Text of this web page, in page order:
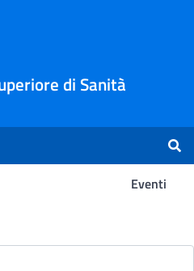
di Sanità
Eventi
Ricerca -